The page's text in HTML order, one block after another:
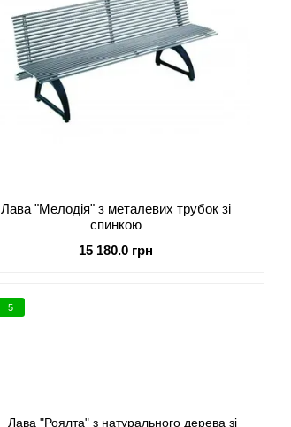
Лава "Мелодія" з металевих трубок зі
спинкою
15 180.0 грн
5